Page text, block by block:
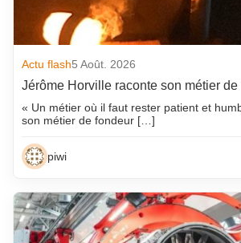
Actu flash5 Août. 2026
Jérôme Horville raconte son métier de
« Un métier où il faut rester patient et
son métier de fondeur […]
piwi